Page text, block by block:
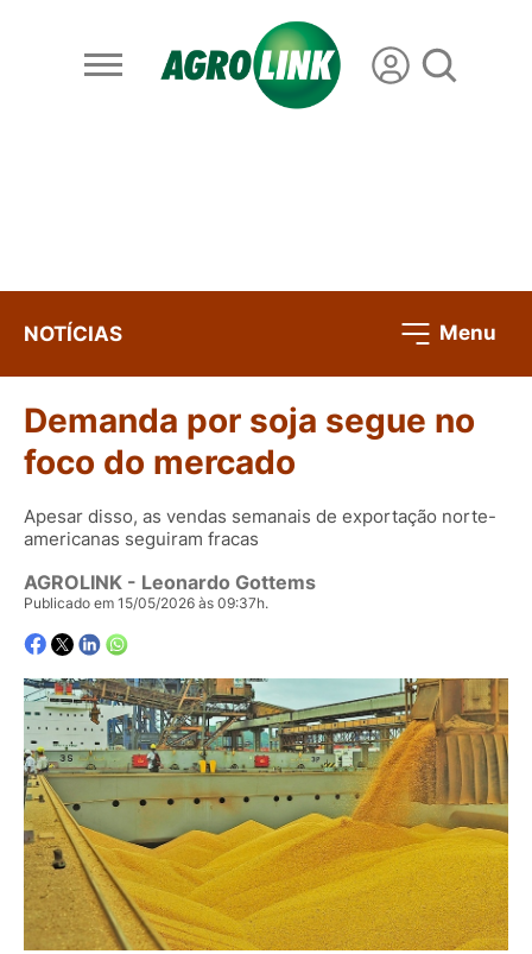
NOTÍCIAS Menu
Demanda por soja segue no
foco do mercado
Apesar disso, as vendas semanais de exportação norte-
americanas seguiram fracas
AGROLINK - Leonardo Gottems
Publicado em 15/05/2026 às 09:37h.